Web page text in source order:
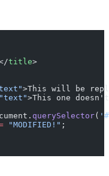
title>
>This will be
"text">This one
querySelector(
"MODIFIED!" ;